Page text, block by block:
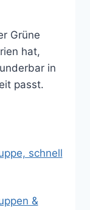
Grüne
hat,
in
passt.
&